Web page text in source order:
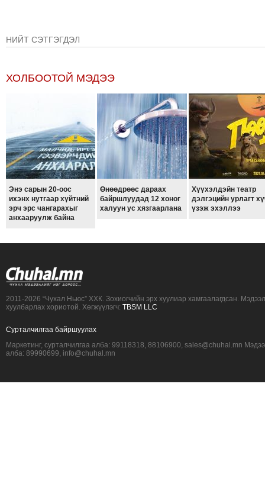
НИЙТ СЭТГЭГДЭЛ
ХОЛБООТОЙ МЭДЭЭ
Энэ сарын 20-оос
ихэнх нутгаар хүйтний
эрч эрс чангарахыг
анхааруулж байна
Өнөөдрөөс дараах
байршлуудад 12 хоног
халуун ус хязгаарлана
Хүүхэлдэйн театр
дэлгэцийн урлагт
үзэж эхэллээ
2011-2026 “Чухал Ньюс” ХХК. Зохиогчийн эрх хуулиар хамгаалагдсан.
хуулбарлах хориотой. Хөгжүүлэгч: TBSM LLC
Сурталчилгаа байршуулах
Маркетинг, сурталчилгаа алба: 99118318, 88106900, sales@chuhal.mn
алба: 89990699, info@chuhal.mn